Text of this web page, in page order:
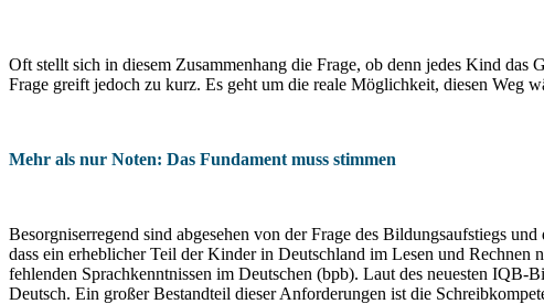
Oft stellt sich in diesem Zusammenhang die Frage, ob denn jedes Kind
Frage greift jedoch zu kurz. Es geht um die reale Möglichkeit, diesen Weg
Mehr als nur Noten: Das Fundament muss stimmen
Besorgniserregend sind abgesehen von der Frage des Bildungsaufstiegs
dass ein erheblicher Teil der Kinder in Deutschland im Lesen und
fehlenden Sprachkenntnissen im Deutschen (bpb). Laut des neuesten
Deutsch. Ein großer Bestandteil dieser Anforderungen ist die